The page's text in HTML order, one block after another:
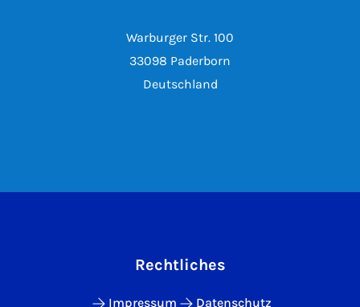
Warburger Str. 100
33098 Paderborn
Deutschland
Rechtliches
Impressum
Datenschutz